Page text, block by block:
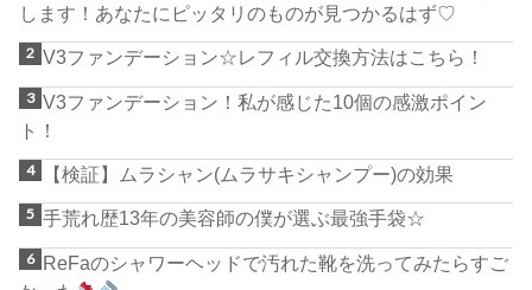
します！あなたにピッタリのものが見つかるはず♡
V3ファンデーション☆レフィル交換方法はこちら！
V3ファンデーション！私が感じた10個の感激ポイン
ト！
【検証】ムラシャン(ムラサキシャンプー)の効果
手荒れ歴13年の美容師の僕が選ぶ最強手袋☆
ReFaのシャワーヘッドで汚れた靴を洗ってみたらすご